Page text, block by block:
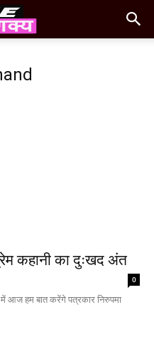
कहानी का दुःखद अंत
0
आज हम बात करेंगे पत्रकार निरुपमा